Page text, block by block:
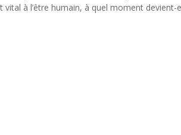
à l’être humain, à quel moment devient-